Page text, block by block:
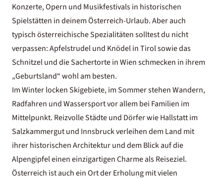
Konzerte, Opern und Musikfestivals in historischen
Spielstätten in deinem Österreich-Urlaub. Aber auch
typisch österreichische Spezialitäten solltest du nicht
verpassen: Apfelstrudel und Knödel in Tirol sowie das
Schnitzel und die Sachertorte in Wien schmecken in ihrem
„Geburtsland“ wohl am besten.
Im Winter locken Skigebiete, im Sommer stehen Wandern,
Radfahren und Wassersport vor allem bei Familien im
Mittelpunkt. Reizvolle Städte und Dörfer wie Hallstatt im
Salzkammergut und Innsbruck verleihen dem Land mit
ihrer historischen Architektur und dem Blick auf die
Alpengipfel einen einzigartigen Charme als Reiseziel.
Österreich ist auch ein Ort der Erholung mit vielen